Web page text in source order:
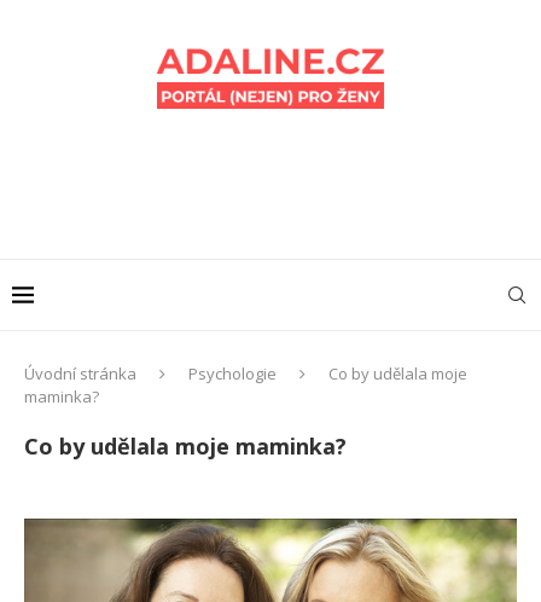
Úvodní stránka Psychologie
Co by udělala moje
maminka?
Co by udělala moje maminka?